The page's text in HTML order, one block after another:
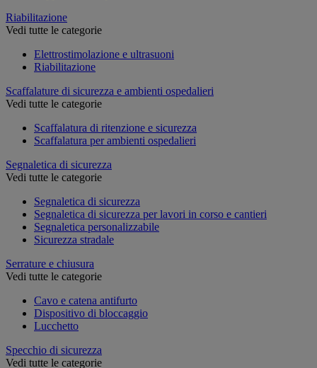
Riabilitazione
Vedi tutte le categorie
Elettrostimolazione e ultrasuoni
Riabilitazione
Scaffalature di sicurezza e ambienti ospedalieri
Vedi tutte le categorie
Scaffalatura di ritenzione e sicurezza
Scaffalatura per ambienti ospedalieri
Segnaletica di sicurezza
Vedi tutte le categorie
Segnaletica di sicurezza
Segnaletica di sicurezza per lavori in corso e cantieri
Segnaletica personalizzabile
Sicurezza stradale
Serrature e chiusura
Vedi tutte le categorie
Cavo e catena antifurto
Dispositivo di bloccaggio
Lucchetto
Specchio di sicurezza
Vedi tutte le categorie